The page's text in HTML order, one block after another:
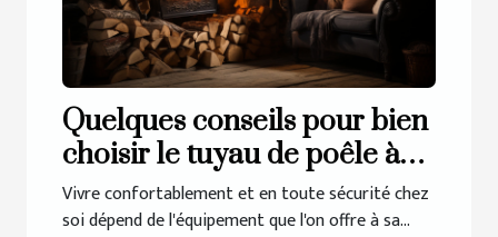
Quelques conseils pour bien
choisir le tuyau de poêle à
bois
Vivre confortablement et en toute sécurité chez
soi dépend de l'équipement que l'on offre à sa...